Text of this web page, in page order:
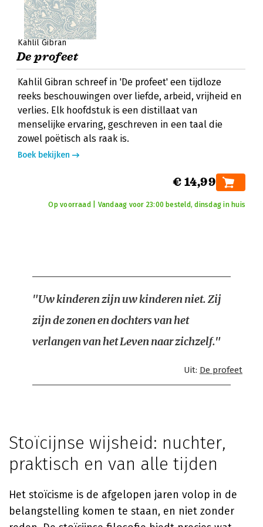
Kahlil Gibran
De profeet
Kahlil Gibran schreef in 'De profeet' een tijdloze
reeks beschouwingen over liefde, arbeid, vrijheid en
verlies. Elk hoofdstuk is een distillaat van
menselijke ervaring, geschreven in een taal die
zowel poëtisch als raak is.
Boek bekijken
€ 14,99
Op voorraad | Vandaag voor 23:00 besteld, dinsdag in huis
"Uw kinderen zijn uw kinderen niet. Zij
zijn de zonen en dochters van het
verlangen van het Leven naar zichzelf."
Uit: De profeet
Stoïcijnse wijsheid: nuchter,
praktisch en van alle tijden
Het stoïcisme is de afgelopen jaren volop in de
belangstelling komen te staan, en niet zonder